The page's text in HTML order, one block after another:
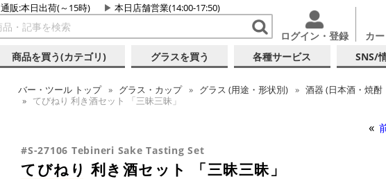
通販:本日出荷(～15時) 本日店舗営業(14:00-17:50)
ログイン・登録 カ
商品を買う(カテゴリ) グラスを買う 各種サービス SNS/
バー・ツール トップ グラス・カップ グラス (用途・形状別)
酒器 (日本酒・焼酎
てびねり 利き酒セット 「三昧三昧」
#S-27106 Tebineri Sake Tasting Set
てびねり 利き酒セット 「三昧三昧」